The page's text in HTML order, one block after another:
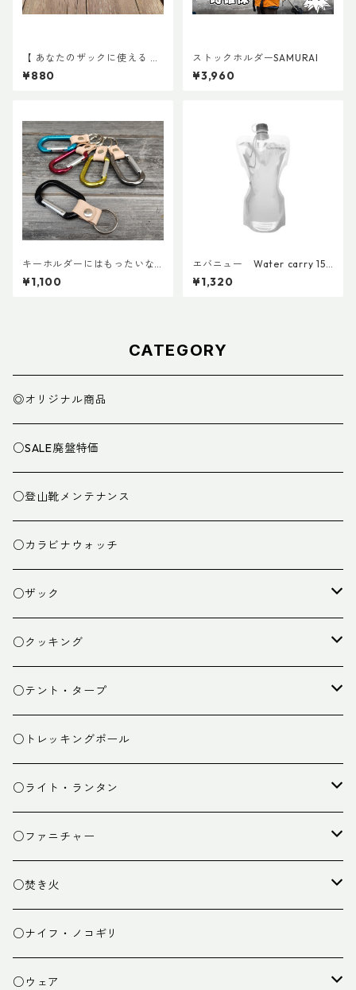
【 あなたのザックに使える 】
キャッチ7
¥880
ストックホルダーSAMURAI
¥3,960
キーホルダーにはもったいな
いカラビナで作ったキーホル
ダー
¥1,100
エバニュー Water carry 150
0ml Grey
¥1,320
CATEGORY
◎オリジナル商品
○SALE廃盤特価
○登山靴メンテナンス
○カラビナウォッチ
○ザック
ザック
スタッフバッグ
ザック小物
○クッキング
クッカー
バーナー
カトラリー
クッキング小物
○テント・タープ
テント
タープ
ペグ・ハンマー・小物
○トレッキングポール
○ライト・ランタン
ライト
ランタン
○ファニチャー
テーブル
チェア
○焚き火
焚き火台
焚き火小物
○ナイフ・ノコギリ
○ウェア